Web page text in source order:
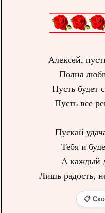
Алексей,
Полна
Пусть будет
Пусть все
Пускай
Тебя и
А каждый
Лишь радость,
📋